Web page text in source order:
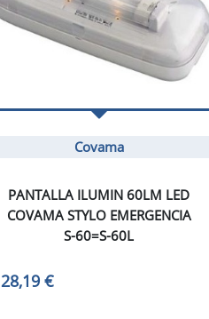
Covama
PANTALLA ILUMIN 60LM LED
COVAMA STYLO EMERGENCIA
S-60=S-60L
28,19 €